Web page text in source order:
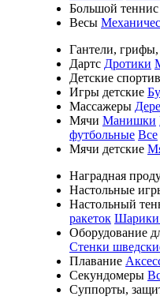
Большой теннис
Весы
Гантели,
Дартс Дротики
Детские
Игры детские
Массажеры
Мячи Манишки
футбольные Все
Мячи детские
Наградная
Настольные
Настольный
ракеток Шарики
Оборудование
Стенки
Плавание
Секундомеры
Суппорты,